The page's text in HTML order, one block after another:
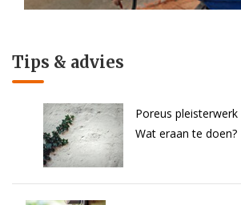
Tips & advies
Poreus
Wat eraan te doen?